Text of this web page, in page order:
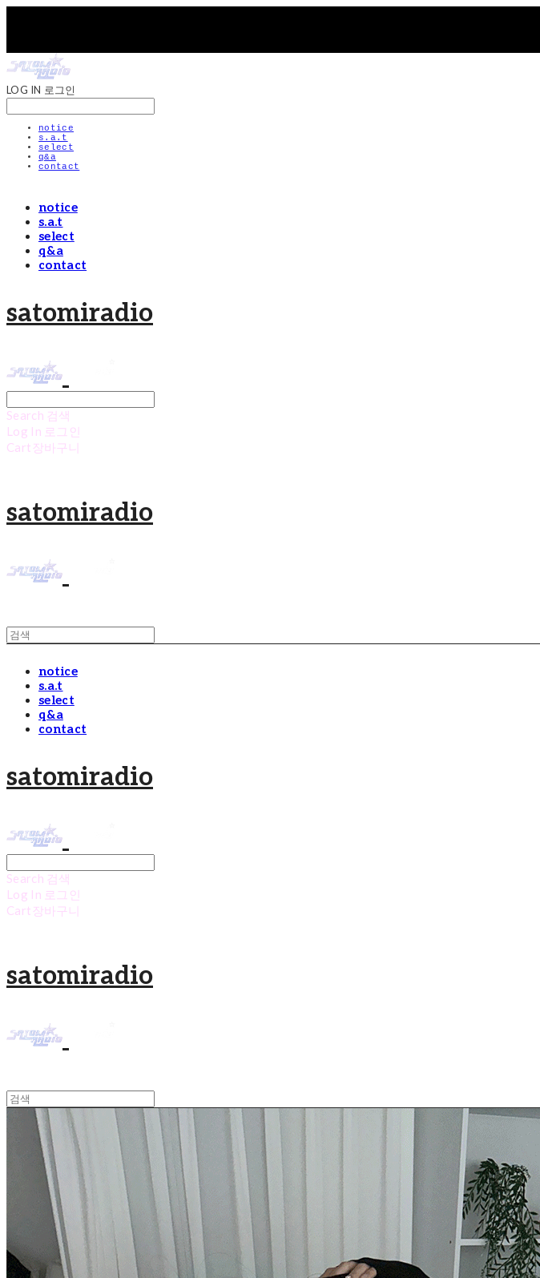
LOG IN 로그인
notice
s.a.t
select
q&a
contact
notice
s.a.t
select
q&a
contact
satomiradio
Search 검색
Log In 로그인
Cart 장바구니
satomiradio
notice
s.a.t
select
q&a
contact
satomiradio
Search 검색
Log In 로그인
Cart 장바구니
satomiradio